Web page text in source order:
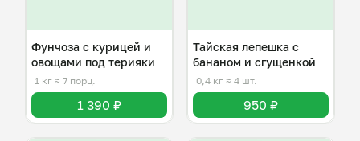
Фунчоза с курицей и
овощами под терияки
1 кг ≈ 7 порц.
1 390 ₽
Тайская лепешка с
бананом и сгущенкой
0,4 кг ≈ 4 шт.
950 ₽